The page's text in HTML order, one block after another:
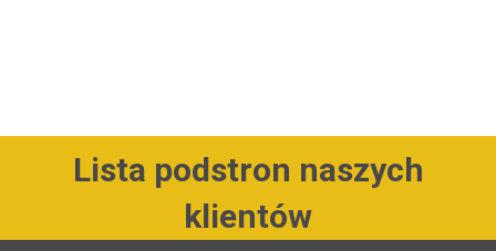
Lista podstron naszych
klientów